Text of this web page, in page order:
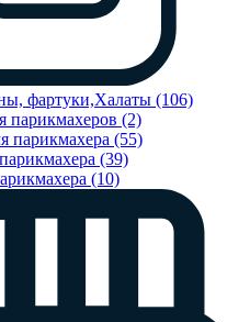
фартуки,Халаты (106)
парикмахеров (2)
парикмахера (55)
(39)
(10)